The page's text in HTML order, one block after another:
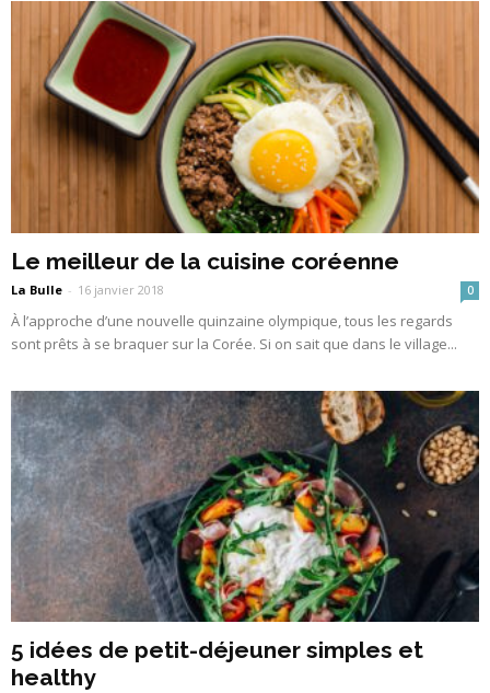
Le meilleur de la cuisine coréenne
La Bulle - 16 janvier 2018 0
À l’approche d’une nouvelle quinzaine olympique, tous les regards
sont prêts à se braquer sur la Corée. Si on sait que dans le village...
5 idées de petit-déjeuner simples et
healthy